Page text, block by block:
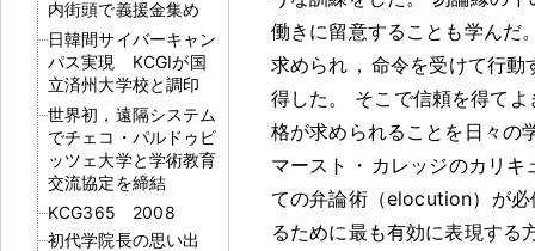
内街頭で義援金集め
日韓間サイバーキャン
パス実現 KCGIが国
立済州大学校と調印
世界初，遠隔システム
でチェコ・パルドゥビ
ッツェ大学と学術教育
交流協定を締結
KCG365 2008
初代学院長の思い出
働きに留意することも学んだ
求められ ， 命令を受けて行動
得した 。
そこで信頼を得て
格が求められることを日々の
マースト
・ カレッジのカリ
ての弁論術（elocution）が
るために最も有効に表現する